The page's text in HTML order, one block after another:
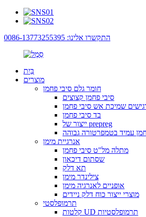
התקשרו אלינו: 0086-13773255395
בַּיִת
מוצרים
חומר גלם סיבי פחמן
סיבי פחמן קצוצים
שמיכת אש סיבי פחמן
בד סיבי פחמן
ייצור של prepreg
עמיד בטמפרטורה גבוהה
אנרגיית מימן
מתלה מל"ט סיבי פחמן
שסתום דיכאון
תא דלק
צילינדר מימן
אופניים לאנרגיה מימן
מוצרי ייצור כוח דלק ניידים
תרמופלסטי
קלטות UD תרמופלסטיות